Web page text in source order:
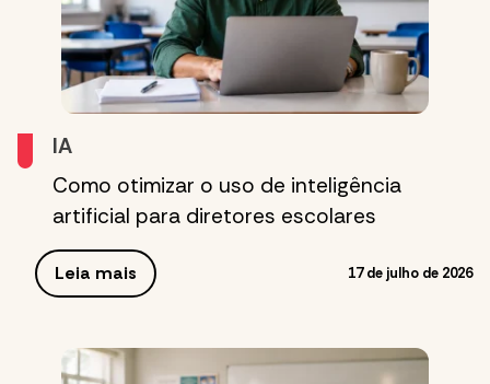
IA
Como otimizar o uso de inteligência
artificial para diretores escolares
Leia mais 17 de julho de 2026